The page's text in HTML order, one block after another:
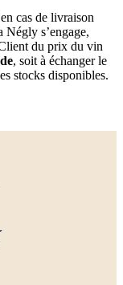
cas de livraison
Négly s’engage,
du prix du vin
, soit à échanger le
stocks disponibles.